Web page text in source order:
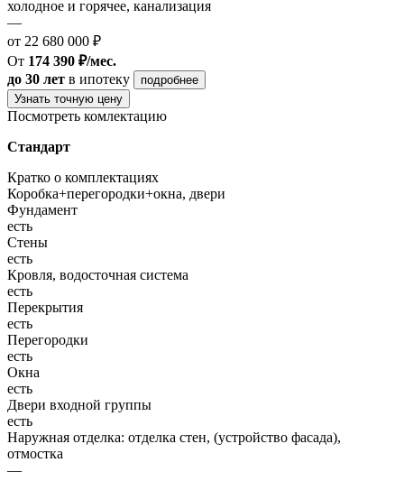
холодное и горячее, канализация
—
от 22 680 000 ₽
От 174 390 ₽/мес.
до 30 лет в ипотеку
подробнее
Узнать точную цену
Посмотреть комлектацию
Стандарт
Кратко о комплектациях
Коробка+перегородки+окна, двери
Фундамент
есть
Стены
есть
Кровля, водосточная система
есть
Перекрытия
есть
Перегородки
есть
Окна
есть
Двери входной группы
есть
Наружная отделка: отделка стен, (устройство фасада),
отмостка
—